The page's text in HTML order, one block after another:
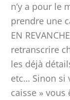
n’y a pour le
prendre une
EN
retranscrire
les déjà
etc… Sinon si
caisse » vous